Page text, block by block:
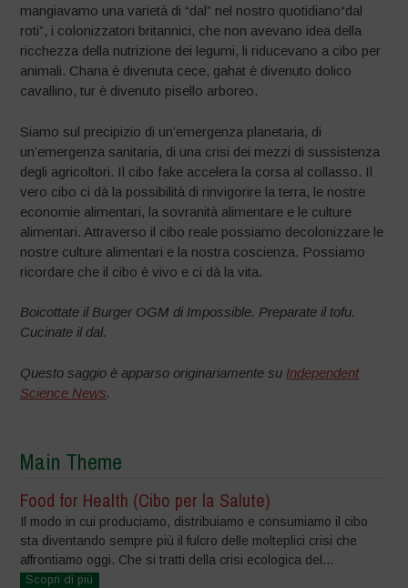
mangiavamo una varietà di “dal” nel nostro quotidiano“dal
roti”, i colonizzatori britannici, che non avevano idea della
ricchezza della nutrizione dei legumi, li riducevano a cibo per
animali. Chana è divenuta cece, gahat è divenuto dolico
cavallino, tur è divenuto pisello arboreo.
Siamo sul precipizio di un’emergenza planetaria, di
un’emergenza sanitaria, di una crisi dei mezzi di sussistenza
degli agricoltori. Il cibo fake accelera la corsa al collasso. Il
vero cibo ci dà la possibilità di rinvigorire la terra, le nostre
economie alimentari, la sovranità alimentare e le culture
alimentari. Attraverso il cibo reale possiamo decolonizzare le
nostre culture alimentari e la nostra coscienza. Possiamo
ricordare che il cibo è vivo e ci dà la vita.
Boicottate il Burger OGM di Impossible. Preparate il tofu.
Cucinate il dal.
Questo saggio è apparso originariamente su Independent
Science News.
Main Theme
Food for Health (Cibo per la Salute)
Il modo in cui produciamo, distribuiamo e consumiamo il cibo
sta diventando sempre più il fulcro delle molteplici crisi che
affrontiamo oggi. Che si tratti della crisi ecologica del...
Scopri di più